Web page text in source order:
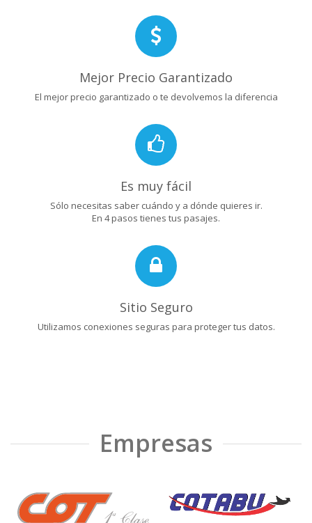
Mejor Precio Garantizado
El mejor precio garantizado o te devolvemos la diferencia
Es muy fácil
Sólo necesitas saber cuándo y a dónde quieres ir.
En 4 pasos tienes tus pasajes.
Sitio Seguro
Utilizamos conexiones seguras para proteger tus datos.
Empresas
❮ ❯